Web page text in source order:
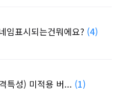
임표시되는건뭐에요? (4)
특성) 미적용 버... (1)